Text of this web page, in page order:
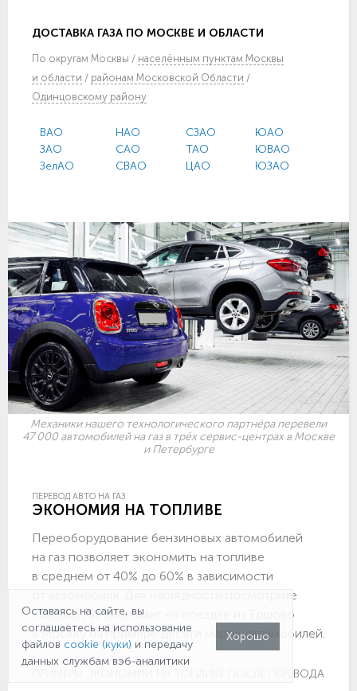
ДОСТАВКА ГАЗА ПО МОСКВЕ И ОБЛАСТИ
По округам Москвы / населённым пунктам Москвы
и области / районам Московской Области /
Одинцовскому району
ВАО
ЗАО
ЗелАО
НАО
САО
СВАО
СЗАО
ТАО
ЦАО
ЮАО
ЮВАО
ЮЗАО
Механики нашего технологического партнёра перевели
47 000 автомобилей на газ в трёх сервис-центрах в Москве
и Петербурге
ПЕРЕВОД АВТО НА ГАЗ
ЭКОНОМИЯ НА ТОПЛИВЕ
Переоборудование бензиновых автомобилей
на газ позволяет экономить на топливе
в среднем от 40% до 60% в зависимости
от автомобиля. Для наглядности посмотрите
сколько газ экономит на поездке из Ершово
в Москву на примере десяти марок автомобилей.
ПРИМЕРЫ ЭКОНОМИИ НА ТОПЛИВЕ ПОСЛЕ ПЕРЕВОДА НА
Оставаясь на сайте, вы
соглашаетесь на использование
файлов cookie (куки) и передачу
данных службам вэб-аналитики
Хорошо